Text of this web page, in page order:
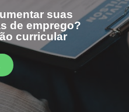
suas
de emprego?
curricular